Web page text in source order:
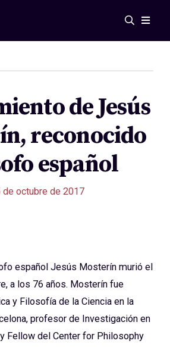
de Jesús
reconocido
español
de octubre de 2017
español Jesús Mosterín murió el
a los 76 años. Mosterín fue
y Filosofía de la Ciencia en la
profesor de Investigación en
Fellow del Center for Philosophy